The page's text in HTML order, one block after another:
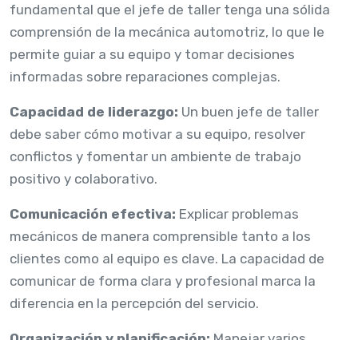
fundamental que el jefe de taller tenga una sólida
comprensión de la mecánica automotriz, lo que le
permite guiar a su equipo y tomar decisiones
informadas sobre reparaciones complejas.
Capacidad de liderazgo: Un buen jefe de taller
debe saber cómo motivar a su equipo, resolver
conflictos y fomentar un ambiente de trabajo
positivo y colaborativo.
Comunicación efectiva: Explicar problemas
mecánicos de manera comprensible tanto a los
clientes como al equipo es clave. La capacidad de
comunicar de forma clara y profesional marca la
diferencia en la percepción del servicio.